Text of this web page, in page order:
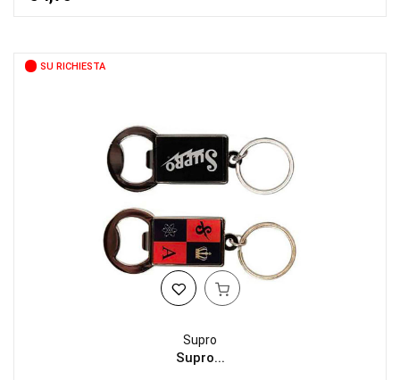
SU RICHIESTA
Supro
Supro...